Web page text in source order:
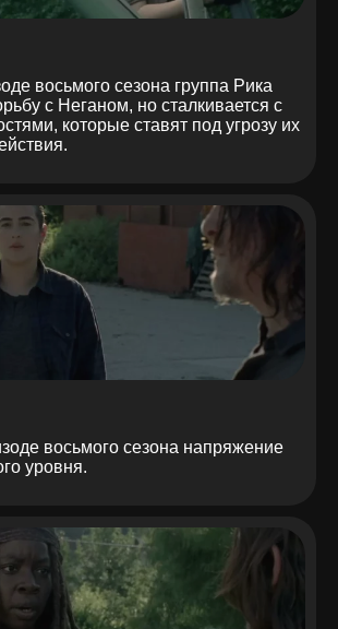
восьмого сезона группа Рика
с Неганом, но сталкивается с
которые ставят под угрозу их
восьмого сезона напряжение
уровня.